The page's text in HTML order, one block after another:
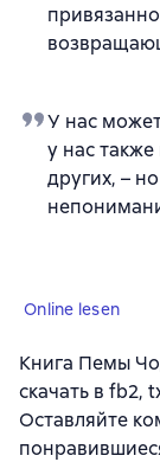
У нас
у нас
других, –
Online lesen
Книга Пемы
скачать в fb2,
Оставляйте